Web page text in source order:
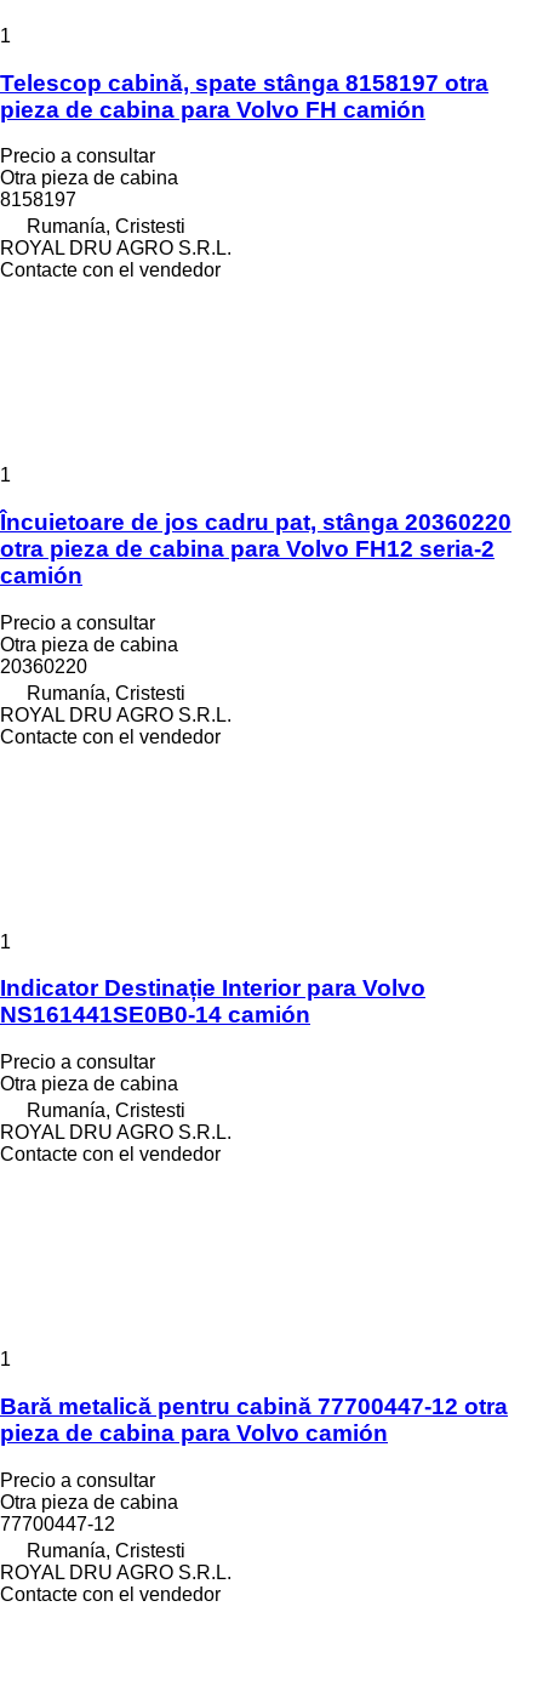
1
Telescop cabină, spate stânga 8158197 otra
pieza de cabina para Volvo FH camión
Precio a consultar
Otra pieza de cabina
8158197
Rumanía, Cristesti
ROYAL DRU AGRO S.R.L.
Contacte con el vendedor
1
Încuietoare de jos cadru pat, stânga 20360220
otra pieza de cabina para Volvo FH12 seria-2
camión
Precio a consultar
Otra pieza de cabina
20360220
Rumanía, Cristesti
ROYAL DRU AGRO S.R.L.
Contacte con el vendedor
1
Indicator Destinație Interior para Volvo
NS161441SE0B0-14 camión
Precio a consultar
Otra pieza de cabina
Rumanía, Cristesti
ROYAL DRU AGRO S.R.L.
Contacte con el vendedor
1
Bară metalică pentru cabină 77700447-12 otra
pieza de cabina para Volvo camión
Precio a consultar
Otra pieza de cabina
77700447-12
Rumanía, Cristesti
ROYAL DRU AGRO S.R.L.
Contacte con el vendedor